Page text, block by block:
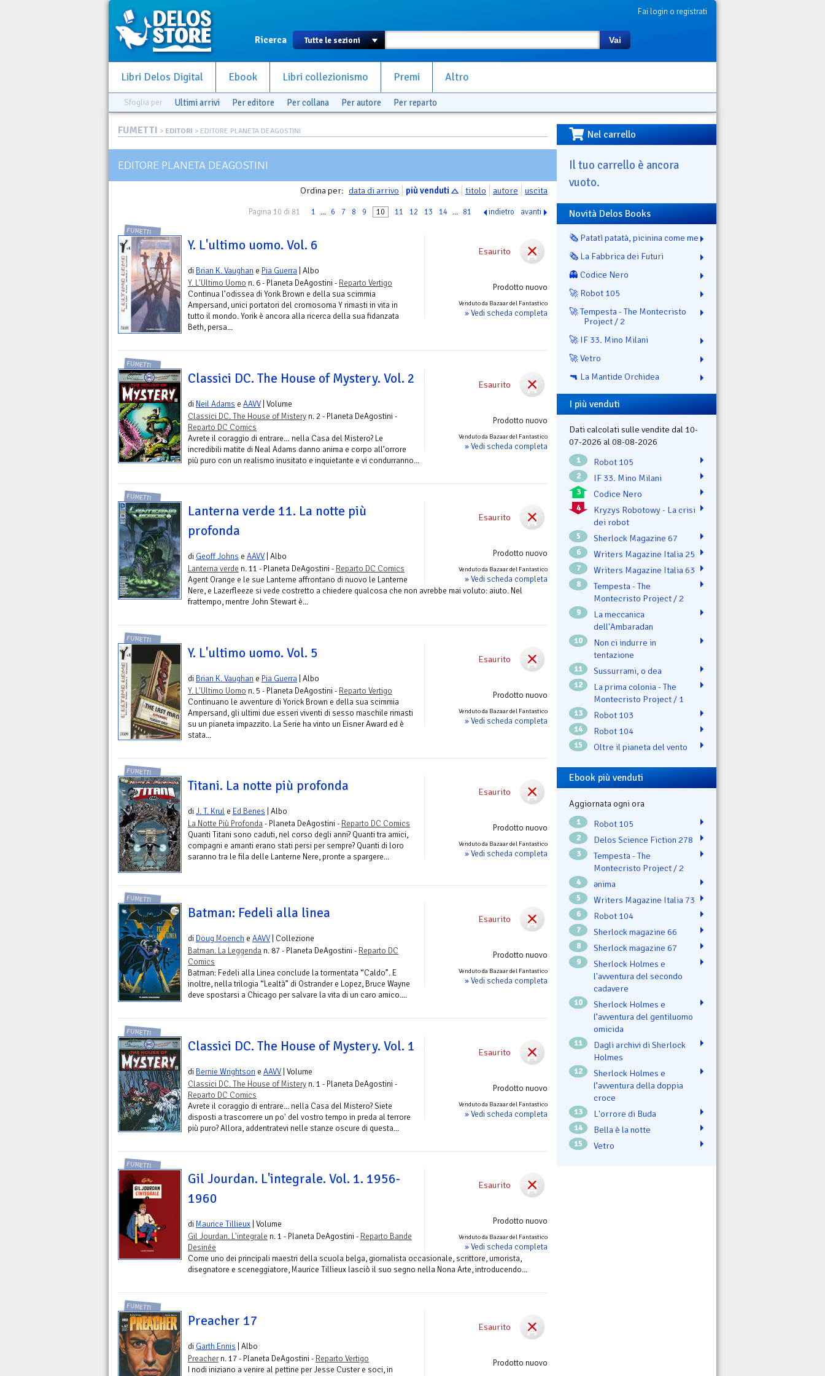
Fai login o registrati
Ricerca Vai
Libri Delos Digital Ebook Libri collezionismo Premi Altro
Sfoglia per Ultimi arrivi Per editore Per collana Per autore Per reparto
FUMETTI > EDITORI > EDITORE PLANETA DEAGOSTINI
EDITORE PLANETA DEAGOSTINI
Ordina per: data di arrivo più venduti titolo autore uscita
Pagina 10 di 81 1 ... 6 7 8 9 10 11 12 13 14 ... 81 indietro avanti
Esaurito
Prodotto nuovo
Venduto da Bazaar del Fantastico
» Vedi scheda completa
FUMETTI
Y. L'ultimo uomo. Vol. 6
di Brian K. Vaughan e Pia Guerra | Albo
Y. L'Ultimo Uomo n. 6 - Planeta DeAgostini - Reparto Vertigo
Continua l’odissea di Yorik Brown e della sua scimmia
Ampersand, unici portatori del cromosoma Y rimasti in vita in
tutto il mondo. Yorik è ancora alla ricerca della sua fidanzata
Beth, persa...
Esaurito
Prodotto nuovo
Venduto da Bazaar del Fantastico
» Vedi scheda completa
FUMETTI
Classici DC. The House of Mystery. Vol. 2
di Neil Adams e AAVV | Volume
Classici DC. The House of Mistery n. 2 - Planeta DeAgostini -
Reparto DC Comics
Avrete il coraggio di entrare… nella Casa del Mistero? Le
incredibili matite di Neal Adams danno anima e corpo all’orrore
più puro con un realismo inusitato e inquietante e vi condurranno...
Esaurito
Prodotto nuovo
Venduto da Bazaar del Fantastico
» Vedi scheda completa
FUMETTI
Lanterna verde 11. La notte più
profonda
di Geoff Johns e AAVV | Albo
Lanterna verde n. 11 - Planeta DeAgostini - Reparto DC Comics
Agent Orange e le sue Lanterne affrontano di nuovo le Lanterne
Nere, e Lazerfleeze si vede costretto a chiedere qualcosa che non avrebbe mai voluto: aiuto. Nel
frattempo, mentre John Stewart è...
Esaurito
Prodotto nuovo
Venduto da Bazaar del Fantastico
» Vedi scheda completa
FUMETTI
Y. L'ultimo uomo. Vol. 5
di Brian K. Vaughan e Pia Guerra | Albo
Y. L'Ultimo Uomo n. 5 - Planeta DeAgostini - Reparto Vertigo
Continuano le avventure di Yorick Brown e della sua scimmia
Ampersand, gli ultimi due esseri viventi di sesso maschile rimasti
su un pianeta impazzito. La Serie ha vinto un Eisner Award ed è
stata...
Esaurito
Prodotto nuovo
Venduto da Bazaar del Fantastico
» Vedi scheda completa
FUMETTI
Titani. La notte più profonda
diJ. T. Krul e Ed Benes | Albo
La Notte Più Profonda- Planeta DeAgostini - Reparto DC Comics
Quanti Titani sono caduti, nel corso degli anni? Quanti tra amici,
compagni e amanti erano stati persi per sempre? Quanti di loro
saranno tra le fila delle Lanterne Nere, pronte a spargere...
Esaurito
Prodotto nuovo
Venduto da Bazaar del Fantastico
» Vedi scheda completa
FUMETTI
Batman: Fedeli alla linea
di Doug Moench e AAVV | Collezione
Batman. La Leggenda n. 87 - Planeta DeAgostini - Reparto DC
Comics
Batman: Fedeli alla Linea conclude la tormentata “Caldo”. E
inoltre, nella trilogia “Lealtà” di Ostrander e Lopez, Bruce Wayne
deve spostarsi a Chicago per salvare la vita di un caro amico....
Esaurito
Prodotto nuovo
Venduto da Bazaar del Fantastico
» Vedi scheda completa
FUMETTI
Classici DC. The House of Mystery. Vol. 1
di Bernie Wrightson e AAVV | Volume
Classici DC. The House of Mistery n. 1 - Planeta DeAgostini -
Reparto DC Comics
Avrete il coraggio di entrare... nella Casa del Mistero? Siete
disposti a trascorrere un po' del vostro tempo in preda al terrore
più puro? Allora, addentratevi nelle stanze oscure di questa...
Esaurito
Prodotto nuovo
Venduto da Bazaar del Fantastico
» Vedi scheda completa
FUMETTI
Gil Jourdan. L'integrale. Vol. 1. 1956-
1960
di Maurice Tillieux | Volume
Gil Jourdan. L'integrale n. 1 - Planeta DeAgostini - Reparto Bande
Desinée
Come uno dei principali maestri della scuola belga, giornalista occasionale, scrittore, umorista,
disegnatore e sceneggiatore, Maurice Tillieux lasciò il suo segno nella Nona Arte, introducendo...
Esaurito
Prodotto nuovo
FUMETTI
Preacher 17
di Garth Ennis | Albo
Preachern. 17 - Planeta DeAgostini - Reparto Vertigo
I nodi iniziano a venire al pettine per Jesse Custer e soci, in
Nel carrello
Il tuo carrello è ancora
vuoto.
Novità Delos Books
🗞️ Patatì patatà, picinina come me
🗞️ La Fabbrica dei Futuri
👻 Codice Nero
🚀 Robot 105
🚀 Tempesta - The Montecristo
Project / 2
🚀 IF 33. Mino Milani
🚀 Vetro
🔫 La Mantide Orchidea
I più venduti
Dati calcolati sulle vendite dal 10-
07-2026 al 08-08-2026
1 Robot 105
2 IF 33. Mino Milani
3 Codice Nero
4
Kryzys Robotowy - La crisi
dei robot
5 Sherlock Magazine 67
6 Writers Magazine Italia 25
7 Writers Magazine Italia 63
8
Tempesta - The
Montecristo Project / 2
9
La meccanica
dell'Ambaradan
10
Non ci indurre in
tentazione
11 Sussurrami, o dea
12
La prima colonia - The
Montecristo Project / 1
13 Robot 103
14 Robot 104
15 Oltre il pianeta del vento
Ebook più venduti
Aggiornata ogni ora
1 Robot 105
2 Delos Science Fiction 278
3
Tempesta - The
Montecristo Project / 2
4 ənima
5 Writers Magazine Italia 73
6 Robot 104
7 Sherlock magazine 66
8 Sherlock magazine 67
9
Sherlock Holmes e
l'avventura del secondo
cadavere
10
Sherlock Holmes e
l’avventura del gentiluomo
omicida
11
Dagli archivi di Sherlock
Holmes
12
Sherlock Holmes e
l’avventura della doppia
croce
13 L'orrore di Buda
14 Bella è la notte
15 Vetro